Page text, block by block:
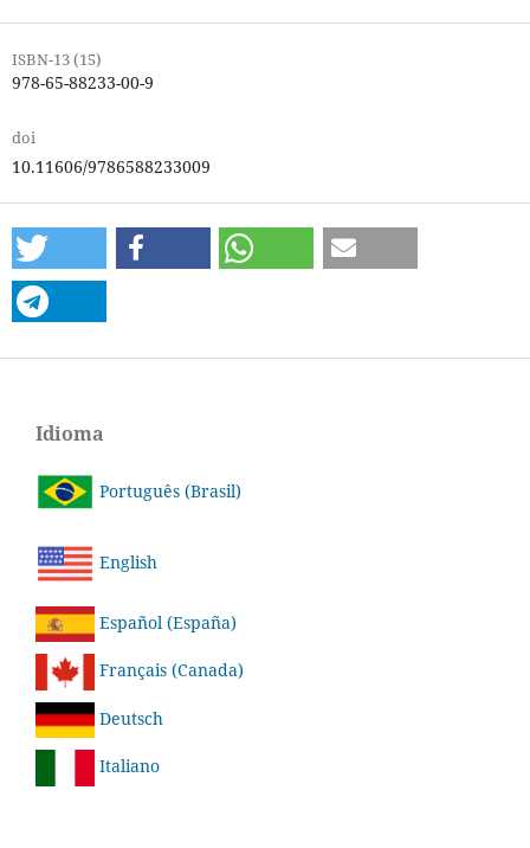
ISBN-13 (15)
978-65-88233-00-9
doi
10.11606/9786588233009
Idioma
Português (Brasil)
English
Español (España)
Français (Canada)
Deutsch
Italiano